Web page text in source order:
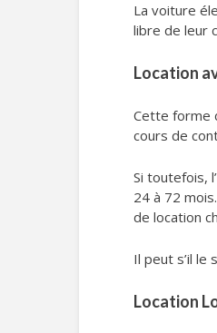
La voiture
libre de leur
Location
Cette forme
cours de
Si toutefois,
24 à 72
de location
Il peut s’il le
Location